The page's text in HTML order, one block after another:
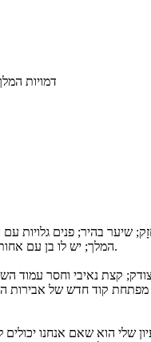
דמויות
שיער בהיר; פנים גלויות
המלך; יש לו בן עם אחותו החורגת, מורגוס, אשר נקרא מורדרד.
קצת נאיבי וחסר עמוד
קוד חדש של אבירות